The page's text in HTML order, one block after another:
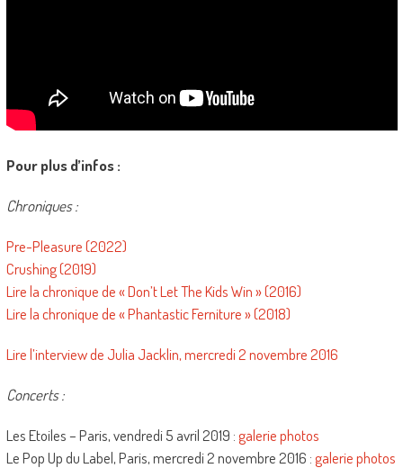
Pour plus d’infos :
Chroniques :
Pre-Pleasure (2022)
Crushing (2019)
Lire la chronique de « Don’t Let The Kids Win » (2016)
Lire la chronique de « Phantastic Ferniture » (2018)
Lire l’interview de Julia Jacklin, mercredi 2 novembre 2016
Concerts :
Les Etoiles – Paris, vendredi 5 avril 2019 :galerie photos
Le Pop Up du Label, Paris, mercredi 2 novembre 2016 :galerie photos